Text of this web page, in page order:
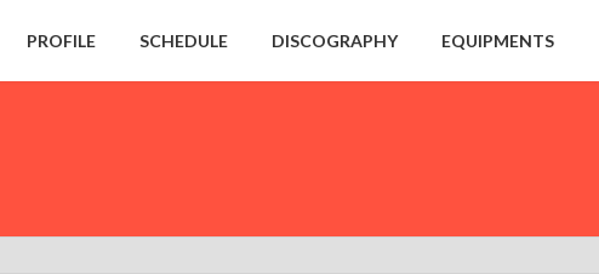
PROFILE SCHEDULE DISCOGRAPHY EQUIPMENTS